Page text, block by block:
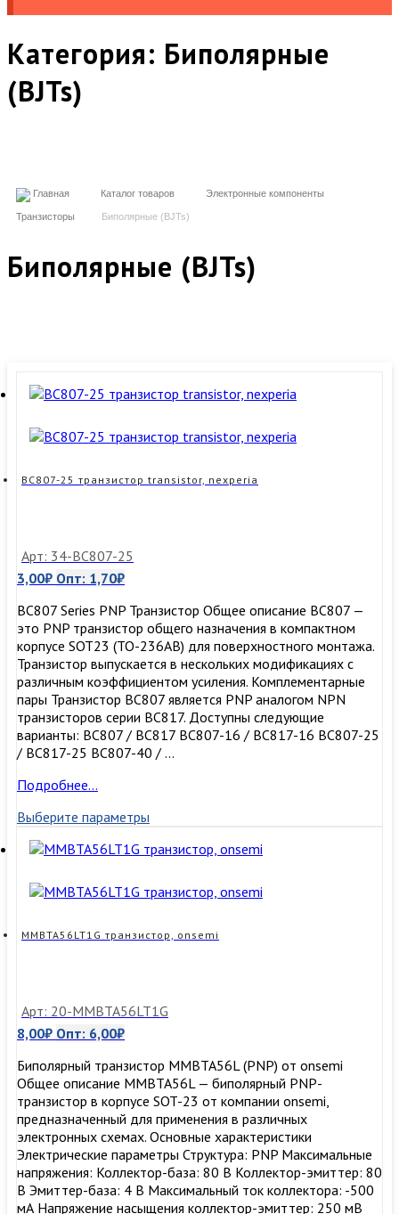
Категория: Биполярные
(BJTs)
Главная Каталог товаров Электронные компоненты
Транзисторы Биполярные (BJTs)
Биполярные (BJTs)
BC807-25 транзистор transistor, nexperia
Арт: 34-BC807-25
3,00₽ Опт: 1,70₽
BC807 Series PNP Транзистор Общее описание BC807 —
это PNP транзистор общего назначения в компактном
корпусе SOT23 (TO-236AB) для поверхностного монтажа.
Транзистор выпускается в нескольких модификациях с
различным коэффициентом усиления. Комплементарные
пары Транзистор BC807 является PNP аналогом NPN
транзисторов серии BC817. Доступны следующие
варианты: BC807 / BC817 BC807-16 / BC817-16 BC807-25
/ BC817-25 BC807-40 / …
BC807-
транзистор
transistor,
nexperia
Подробнее…
Выберите параметры
MMBTA56LT1G транзистор, onsemi
Арт: 20-MMBTA56LT1G
8,00₽ Опт: 6,00₽
Биполярный транзистор MMBTA56L (PNP) от onsemi
Общее описание MMBTA56L — биполярный PNP-
транзистор в корпусе SOT-23 от компании onsemi,
предназначенный для применения в различных
электронных схемах. Основные характеристики
Электрические параметры Структура: PNP Максимальные
напряжения: Коллектор-база: 80 В Коллектор-эмиттер: 80
В Эмиттер-база: 4 В Максимальный ток коллектора: -500
мА Напряжение насыщения коллектор-эмиттер: 250 мВ